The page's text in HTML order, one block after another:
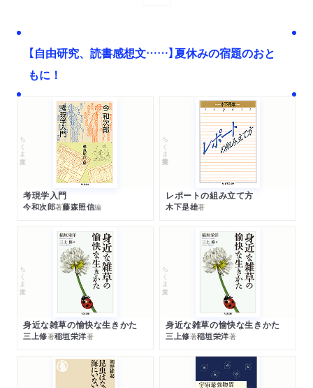
【自由研究、読書感想文……】夏休みの宿題のおと
もに！
ちくま文庫
考現学入門
今和次郎著藤森照信編
ちくま学芸文庫
レポートの組み立て方
木下是雄著
ちくま文庫
身近な雑草の愉快な生きかた
三上修著稲垣栄洋著
ちくま文庫
身近な雑草の愉快な生きかた
三上修著稲垣栄洋著